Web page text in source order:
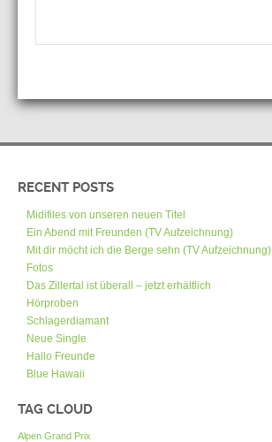
RECENT POSTS
Midifiles von unseren neuen Titel
Ein Abend mit Freunden (TV Aufzeichnung)
Mit dir möcht ich die Berge sehn (TV Aufzeichnung)
Fotos
Das Zillertal ist überall – jetzt erhältlich
Hörproben
Schlagerdiamant
Neue Single
Hallo Freunde
Blue Hawaii
TAG CLOUD
Alpen Grand Prix